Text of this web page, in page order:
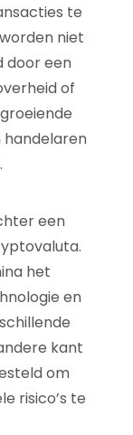
te
niet
door een
of
een
het
en
kant
om
risico’s te